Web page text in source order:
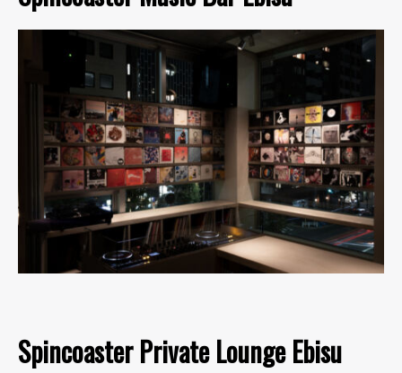
Spincoaster Private Lounge Ebisu